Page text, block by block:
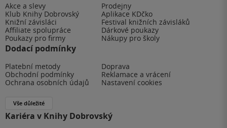
Akce a slevy
Prodejny
Klub Knihy Dobrovský
Aplikace KDčko
Knižní závisláci
Festival knižních závisláků
Affiliate spolupráce
Dárkové poukazy
Poukazy pro firmy
Nákupy pro školy
Dodací podmínky
Platební metody
Doprava
Obchodní podmínky
Reklamace a vrácení
Ochrana osobních údajů
Nastavení cookies
Vše důležité
Kariéra v Knihy Dobrovský